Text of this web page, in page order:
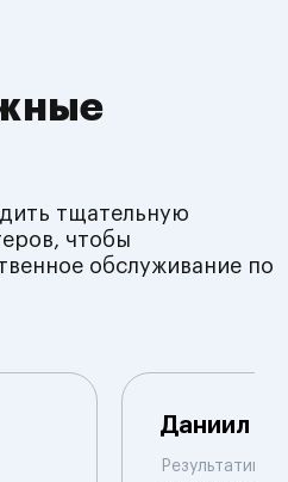
тщательную
чтобы
обслуживание по
Даниил